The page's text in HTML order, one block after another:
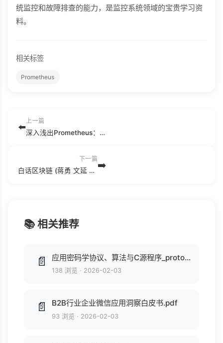
统监控和故障排查的能力，是监控系统领域的宝贵学习资
料。
相关标签
Prometheus
⬅️
上一篇
深入浅出Prometheus：原理、应用、源码与拓展详解 (陈晓宇) .epub
下一篇
白话区块链 (蒋勇 文延 嘉文) .mobi ➡️
📚 相关推荐
📄 应用密码学协议、算法与C源程序_protocols, algorithms, and source code in C_13461584.pdf
138 浏览 · 2026-02-03
📄 B2B行业企业微信应用洞察白皮书.pdf
93 浏览 · 2026-02-03